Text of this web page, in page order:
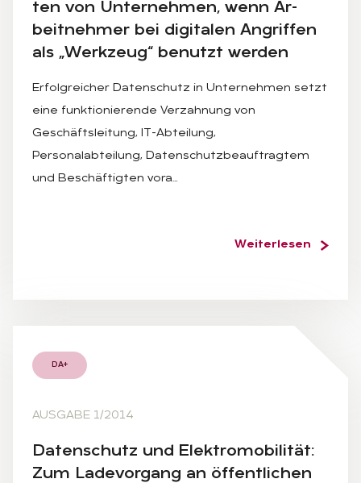
ten von Un­ter­neh­men, wenn Ar­
beit­neh­mer bei di­gi­ta­len An­grif­fen
als „Werk­zeug“ be­nutzt wer­den
Erfolgreicher Datenschutz in Unternehmen setzt
eine funktionierende Verzahnung von
Geschäftsleitung, IT-Abteilung,
Personalabteilung, Datenschutzbeauftragtem
und Beschäftigten vora…
Weiterlesen
DA+
AUSGABE 1/2014
Da­ten­schutz und Elek­tro­mo­bi­li­tät:
Zum La­de­vor­gang an öf­fent­li­chen